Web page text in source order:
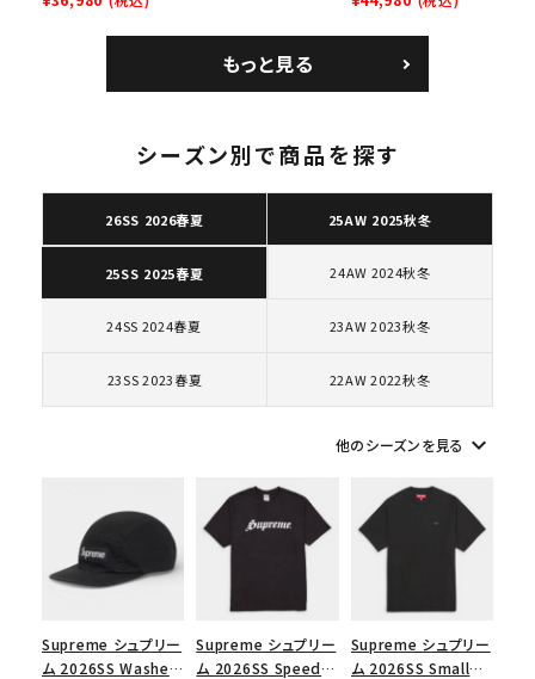
キーワードから探す
キャップ・ハット
パーカー・クルーネック
シーズンから探す
カー ホワイト 白
もっと見る
シーズン別で商品を探す
26SS 2026春夏 25AW 2025秋冬
25SS 2025春夏 24AW 2024秋冬
24SS 2024春夏 23AW 2023秋冬
23SS 2023春夏 22AW 2022秋冬
他のシーズンを見る keyboard_arrow_down
Supreme シュプリー
ム 2026SS Washed
Supreme シュプリー
ム 2026SS Speed
Supreme シュプリー
ム 2026SS Small